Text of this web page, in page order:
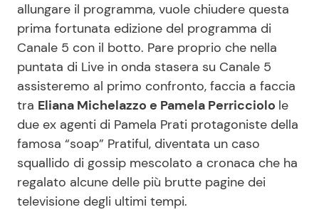
Salute
Viaggi e Turismo
Festività
Ricette Facili e Veloci
Ricette Feste
Ricette per Bambini
Seguici
allungare il programma, vuole chiudere questa
prima fortunata edizione del programma di
Canale 5 con il botto. Pare proprio che nella
puntata di Live in onda stasera su Canale 5
assisteremo al primo confronto, faccia a faccia
tra Eliana Michelazzo e Pamela Perricciolo le
due ex agenti di Pamela Prati protagoniste della
famosa “soap” Pratiful, diventata un caso
squallido di gossip mescolato a cronaca che ha
regalato alcune delle più brutte pagine dei
televisione degli ultimi tempi.